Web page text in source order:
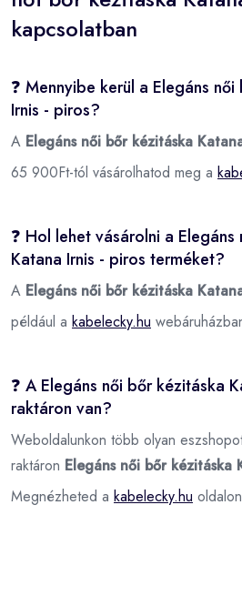
kapcsolatban
❓ Mennyibe kerül a Elegáns
Irnis - piros?
A Elegáns női bőr kézitáska
65 900Ft-tól vásárolhatod meg a
❓ Hol lehet vásárolni a
Katana Irnis - piros terméket?
A Elegáns női bőr kézitáska
például a kabelecky.hu
❓ A Elegáns női bőr kézitáska
raktáron van?
Weboldalunkon több olyan
raktáron Elegáns női bőr kézitáska
Megnézheted a kabelecky.hu